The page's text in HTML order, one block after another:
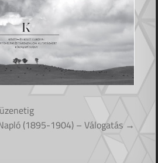
(1895-1904) – Válogatás →